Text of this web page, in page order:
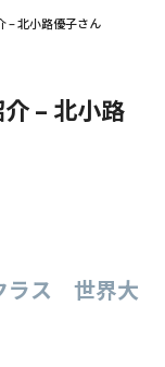
– 北小路優子さん
– 北小路
ラス 世界大